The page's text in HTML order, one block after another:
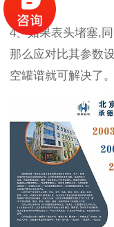
4、如果表头堵塞,
那么应对比其参数
空罐谱就可解决了。